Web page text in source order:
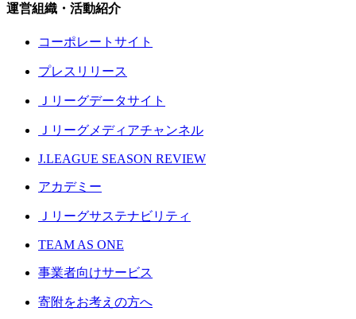
運営組織・活動紹介
コーポレートサイト
プレスリリース
Ｊリーグデータサイト
Ｊリーグメディアチャンネル
J.LEAGUE SEASON REVIEW
アカデミー
Ｊリーグサステナビリティ
TEAM AS ONE
事業者向けサービス
寄附をお考えの方へ